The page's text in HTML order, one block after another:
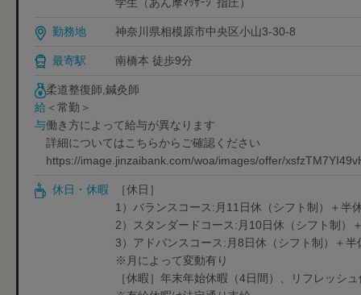
勤務地 神奈川県相模原市中央区小山3-30-8
最寄駅 南橋本 徒歩9分
給
与
柔道整復師,鍼灸師
＜常勤＞
働き方によって給与が異なります
詳細についてはこちらからご確認ください
https://image.jinzaibank.com/woa/images/offer/
休日・休暇
［休日］
1）バランスコース:月11日休（シフト制）＋半
2）スタンダードコース:月10日休（シフト制）
3）アドバンスコース:月8日休（シフト制）＋半
※月によって変動有り
［休暇］年末年始休暇（4日間）、リフレッシ